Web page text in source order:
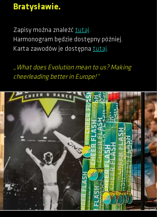
Bratysławie.
Zapisy można znaleźć tutaj.
Harmonogram będzie dostępny później.
Karta zawodów je dostępna tutaj.
„What does Evolution mean to us? Making
cheerleading better in Europe!“